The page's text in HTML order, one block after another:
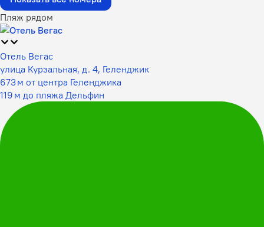
Пляж рядом
Отель Вегас
улица Курзальная, д. 4, Геленджик
673 м от центра Геленджика
119 м до пляжа Дельфин